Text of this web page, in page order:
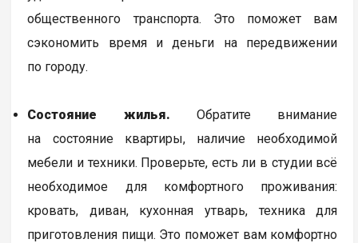
общественного транспорта. Это поможет вам
сэкономить время и деньги на передвижении
по городу.
Состояние жилья. Обратите внимание
на состояние квартиры, наличие необходимой
мебели и техники. Проверьте, есть ли в студии всё
необходимое для комфортного проживания:
кровать, диван, кухонная утварь, техника для
приготовления пищи. Это поможет вам комфортно